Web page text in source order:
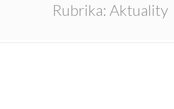
Rubrika: Aktuality